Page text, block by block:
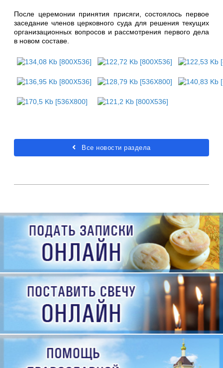
После церемонии принятия присяги, состоялось первое
заседание членов церковного суда для решения текущих
организационных вопросов и рассмотрения первого дела
в новом составе.
Все новости раздела